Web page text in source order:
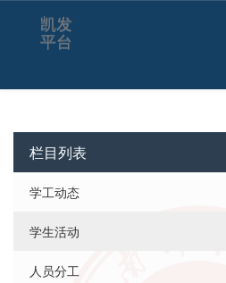
凯发
平台
栏目列表
学工动态
学生活动
人员分工